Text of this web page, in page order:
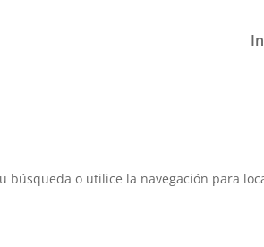
búsqueda o utilice la navegación para